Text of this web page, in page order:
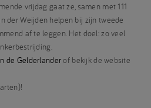
vrijdag gaat ze, samen met 111
der Weijden helpen bij zijn tweede
af te leggen. Het doel: zo veel
de Gelderlanderof bekijk de website